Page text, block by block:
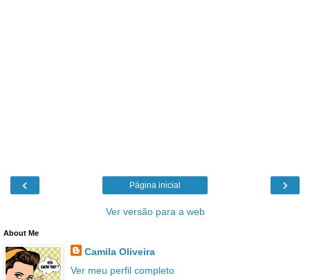
‹ ›
Página inicial
Ver versão para a web
About Me
Camila Oliveira
Ver meu perfil completo